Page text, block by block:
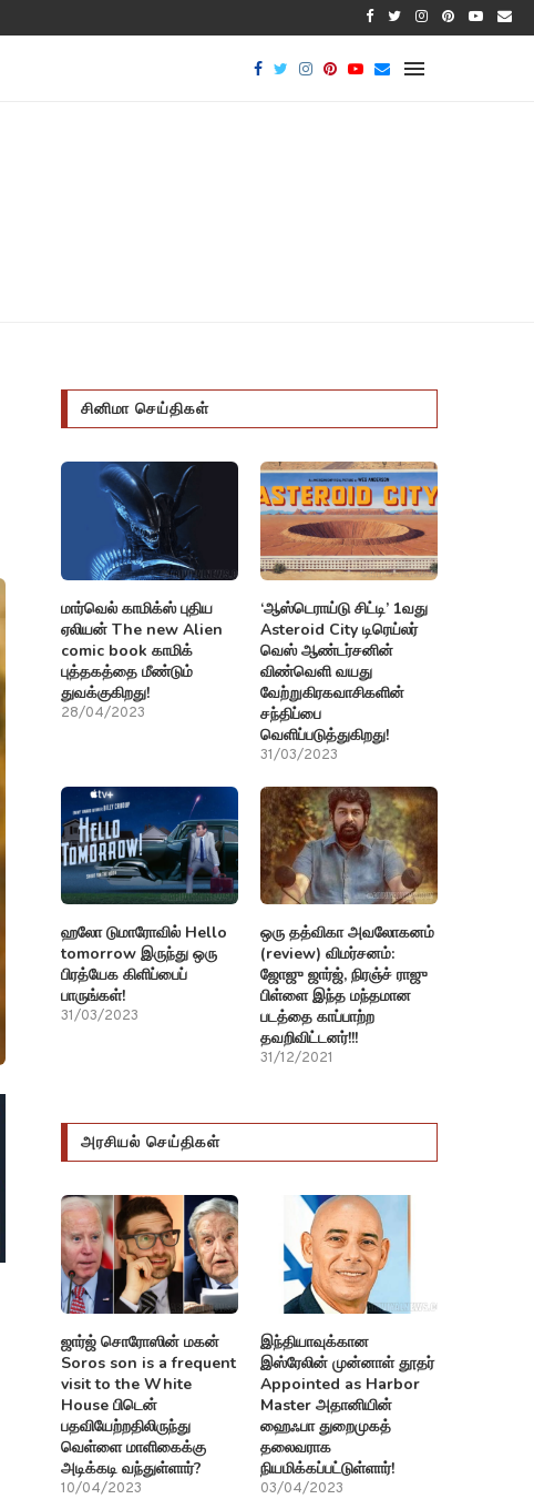
சினிமா செய்திகள்
மார்வெல் காமிக்ஸ் புதிய
ஏலியன் The new Alien
comic book காமிக்
புத்தகத்தை மீண்டும்
துவக்குகிறது!
28/04/2023
‘ஆஸ்டெராய்டு சிட்டி’ 1வது
Asteroid City டிரெய்லர்
வெஸ் ஆண்டர்சனின்
விண்வெளி வயது
வேற்றுகிரகவாசிகளின்
சந்திப்பை
வெளிப்படுத்துகிறது!
31/03/2023
ஹலோ டுமாரோவில் Hello
tomorrow இருந்து ஒரு
பிரத்யேக கிளிப்பைப்
பாருங்கள்!
31/03/2023
ஒரு தத்விகா அவலோகனம்
(review) விமர்சனம்:
ஜோஜு ஜார்ஜ், நிரஞ்ச் ராஜு
பிள்ளை இந்த மந்தமான
படத்தை காப்பாற்ற
தவறிவிட்டனர்!!!
31/12/2021
அரசியல் செய்திகள்
ஜார்ஜ் சொரோஸின் மகன்
Soros son is a frequent
visit to the White
House பிடென்
பதவியேற்றதிலிருந்து
வெள்ளை மாளிகைக்கு
அடிக்கடி வந்துள்ளார்?
10/04/2023
இந்தியாவுக்கான
இஸ்ரேலின் முன்னாள் தூதர்
Appointed as Harbor
Master அதானியின்
ஹைஃபா துறைமுகத்
தலைவராக
நியமிக்கப்பட்டுள்ளார்!
03/04/2023